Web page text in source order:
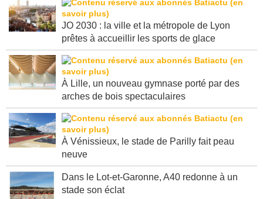
JO 2030 : la ville et la métropole de Lyon
prêtes à accueillir les sports de glace
À Lille, un nouveau gymnase porté par des
arches de bois spectaculaires
À Vénissieux, le stade de Parilly fait peau
neuve
Dans le Lot-et-Garonne, A40 redonne à un
stade son éclat